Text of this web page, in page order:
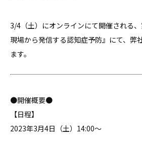
3/4（土）にオンラインにて開催される
現場から発信する認知症予防』にて、弊
ます。
●開催概要●
【日程】
2023年3月4日（土）14:00〜